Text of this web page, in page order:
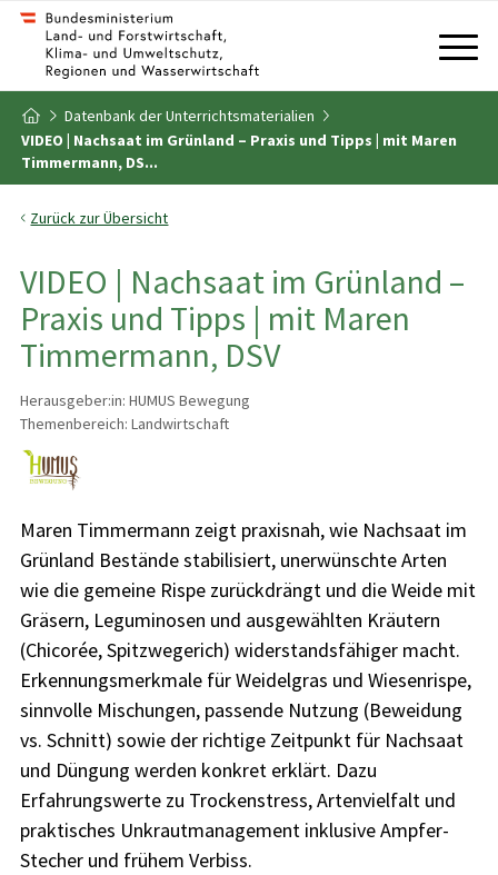
Zum Inhalt
Zum Inhaltsverzeichnis
Zur Startseite
Datenbank der Unterrichtsmaterialien
VIDEO | Nachsaat im Grünland – Praxis und Tipps | mit Maren
Timmermann, DS...
Zurück zur Übersicht
VIDEO | Nachsaat im Grünland –
Praxis und Tipps | mit Maren
Timmermann, DSV
Herausgeber:in: HUMUS Bewegung
Themenbereich: Landwirtschaft
Maren Timmermann zeigt praxisnah, wie Nachsaat im
Grünland Bestände stabilisiert, unerwünschte Arten
wie die gemeine Rispe zurückdrängt und die Weide mit
Gräsern, Leguminosen und ausgewählten Kräutern
(Chicorée, Spitzwegerich) widerstandsfähiger macht.
Erkennungsmerkmale für Weidelgras und Wiesenrispe,
sinnvolle Mischungen, passende Nutzung (Beweidung
vs. Schnitt) sowie der richtige Zeitpunkt für Nachsaat
und Düngung werden konkret erklärt. Dazu
Erfahrungswerte zu Trockenstress, Artenvielfalt und
praktisches Unkrautmanagement inklusive Ampfer-
Stecher und frühem Verbiss.